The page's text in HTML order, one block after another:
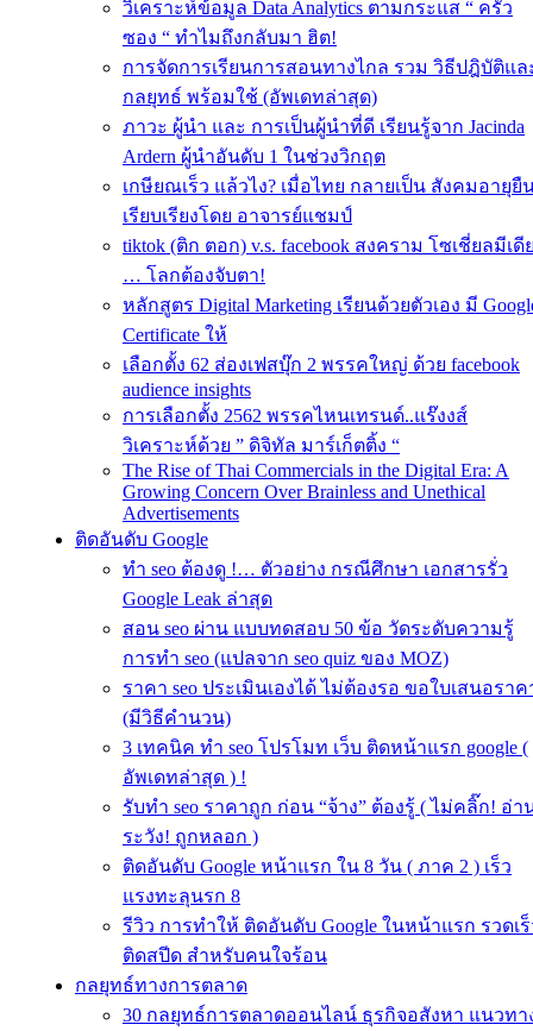
วิเคราะห์ข้อมูล Data Analytics ตามกระแส “ ครัว
ซอง “ ทำไมถึงกลับมา ฮิต!
การจัดการเรียนการสอนทางไกล รวม วิธีปฎิบัติแล
กลยุทธ์ พร้อมใช้ (อัพเดทล่าสุด)
ภาวะ ผู้นำ และ การเป็นผู้นำที่ดี เรียนรู้จาก Jacinda
Ardern ผู้นำอันดับ 1 ในช่วงวิกฤต
เกษียณเร็ว แล้วไง? เมื่อไทย กลายเป็น สังคมอายุยื
เรียบเรียงโดย อาจารย์แชมป์
tiktok (ติก ตอก) v.s. facebook สงคราม โซเชี่ยลมีเดี
… โลกต้องจับตา!
หลักสูตร Digital Marketing เรียนด้วยตัวเอง มี
Certificate ให้
เลือกตั้ง 62 ส่องเฟสบุ๊ก 2 พรรคใหญ่ ด้วย facebook
audience insights
การเลือกตั้ง 2562 พรรคไหนเทรนด์..แร๊งงส์
วิเคราะห์ด้วย ” ดิจิทัล มาร์เก็ตติ้ง “
The Rise of Thai Commercials in the Digital Era: A
Growing Concern Over Brainless and Unethical
Advertisements
ติดอันดับ Google
ทำ seo ต้องดู !… ตัวอย่าง กรณีศึกษา เอกสารรั่ว
Google Leak ล่าสุด
สอน seo ผ่าน แบบทดสอบ 50 ข้อ วัดระดับความรู้
การทำ seo (แปลจาก seo quiz ของ MOZ)
ราคา seo ประเมินเองได้ ไม่ต้องรอ ขอใบเสนอราค
(มีวิธีคำนวน)
3 เทคนิค ทำ seo โปรโมท เว็บ ติดหน้าแรก google (
อัพเดทล่าสุด ) !
รับทำ seo ราคาถูก ก่อน “จ้าง” ต้องรู้ ( ไม่คลิ๊ก! อ่า
ระวัง! ถูกหลอก )
ติดอันดับ Google หน้าแรก ใน 8 วัน ( ภาค 2 ) เร็ว
แรงทะลุนรก 8
รีวิว การทำให้ ติดอันดับ Google ในหน้าแรก รวดเ
ติดสปีด สำหรับคนใจร้อน
กลยุทธ์ทางการตลาด
30 กลยุทธ์การตลาดออนไลน์ ธุรกิจอสังหา แนวทา